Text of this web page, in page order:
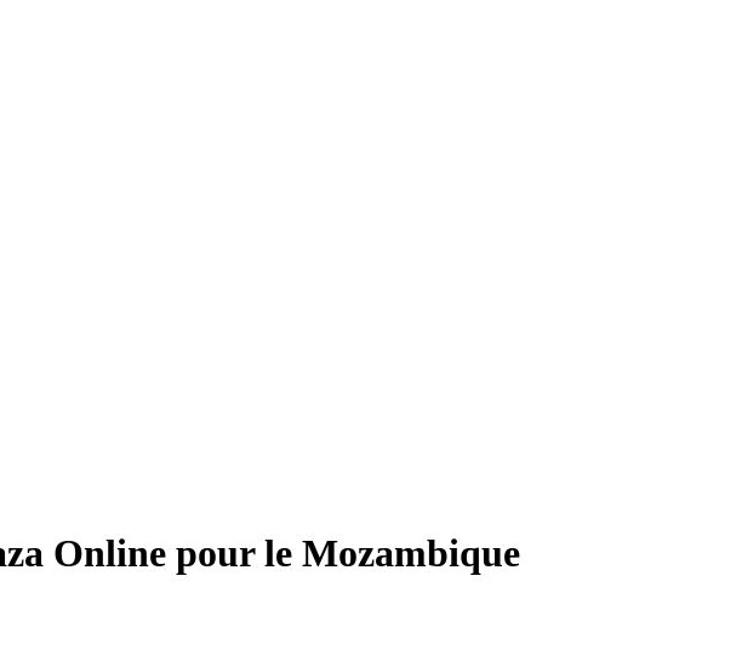
Online pour le Mozambique